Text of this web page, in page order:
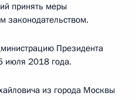
принять меры
законодательством.
Президента
июля 2018 года.
из города Москвы